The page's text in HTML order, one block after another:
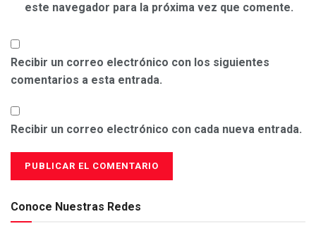
este navegador para la próxima vez que comente.
Recibir un correo electrónico con los siguientes
comentarios a esta entrada.
Recibir un correo electrónico con cada nueva entrada.
Conoce Nuestras Redes